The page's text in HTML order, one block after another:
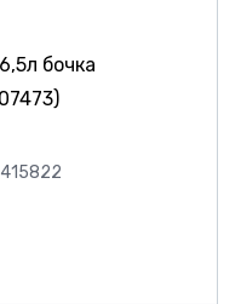
бочка